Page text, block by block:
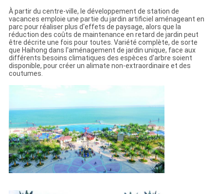
POLITIQUE
DE
CONFIDENTIALITÉ
À partir du centre-ville, le développement de station de
vacances emploie une partie du jardin artificiel aménageant en
parc pour réaliser plus d'effets de paysage, alors que la
réduction des coûts de maintenance en retard de jardin peut
être décrite une fois pour toutes. Variété complète, de sorte
que Haihong dans l'aménagement de jardin unique, face aux
différents besoins climatiques des espèces d'arbre soient
disponible, pour créer un alimate non-extraordinaire et des
coutumes.